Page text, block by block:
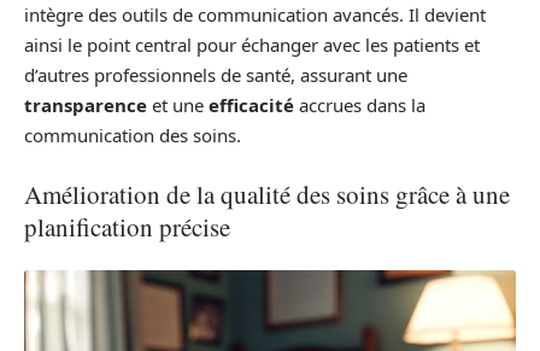
intègre des outils de communication avancés. Il devient
ainsi le point central pour échanger avec les patients et
d’autres professionnels de santé, assurant une
transparence et une efficacité accrues dans la
communication des soins.
Amélioration de la qualité des soins grâce à une
planification précise